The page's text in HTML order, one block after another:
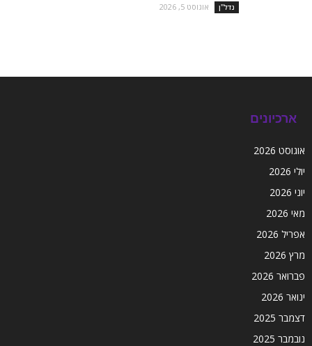
נדל''ן אוגוסט 5, 2026
ארכיונים
אוגוסט 2026
יולי 2026
יוני 2026
מאי 2026
אפריל 2026
מרץ 2026
פברואר 2026
ינואר 2026
דצמבר 2025
נובמבר 2025